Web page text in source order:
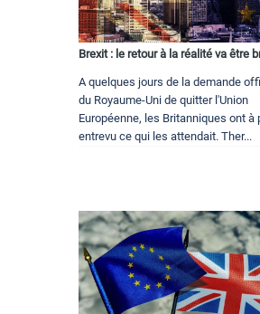
Brexit : le retour à la réalité va être
A quelques jours de la demande
du Royaume-Uni de quitter l'Union
Européenne, les Britanniques ont à
entrevu ce qui les attendait. Ther...